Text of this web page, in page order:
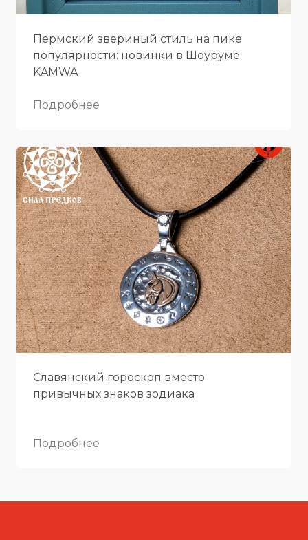
Пермский звериный стиль на пике
популярности: новинки в Шоуруме
KAMWA
Подробнее
Славянский гороскоп вместо
привычных знаков зодиака
Подробнее